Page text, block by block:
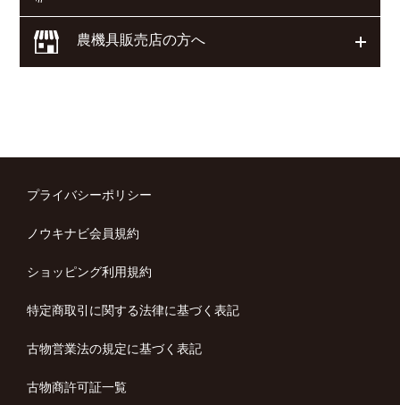
農機具販売店の方へ
プライバシーポリシー
ノウキナビ会員規約
ショッピング利用規約
特定商取引に関する法律に基づく表記
古物営業法の規定に基づく表記
古物商許可証一覧